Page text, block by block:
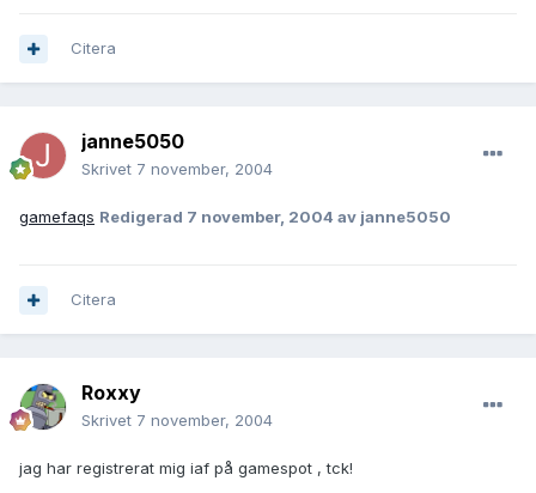
Citera
janne5050
Skrivet 7 november, 2004
gamefaqs Redigerad 7 november, 2004 av janne5050
Citera
Roxxy
Skrivet 7 november, 2004
jag har registrerat mig iaf på gamespot , tck!